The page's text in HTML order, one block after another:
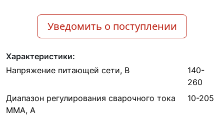
Уведомить о поступлении
Характеристики:
Напряжение питающей сети, В
140-
260
Диапазон регулирования сварочного тока
MMA, А
10-205